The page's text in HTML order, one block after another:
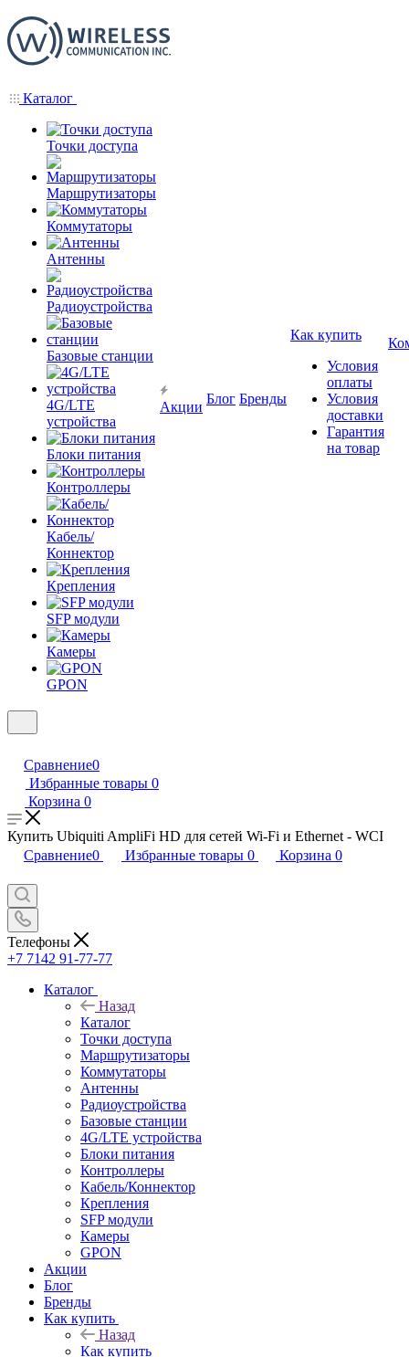
Каталог
Точки доступа
Маршрутизаторы
Коммутаторы
Антенны
Радиоустройства
Базовые станции
4G/LTE
устройства
Блоки питания
Контроллеры
Кабель/
Коннектор
Крепления
SFP модули
Камеры
GPON
Акции
Блог Бренды
Как купить
Условия
оплаты
Условия
доставки
Гарантия
на товар
Сравнение0
Избранные товары 0
Корзина 0
Купить Ubiquiti AmpliFi HD для сетей Wi-Fi и Ethernet - WCI
Сравнение0 Избранные товары 0 Корзина 0
Телефоны
+7 7142 91-77-77
Каталог
Назад
Каталог
Точки доступа
Маршрутизаторы
Коммутаторы
Антенны
Радиоустройства
Базовые станции
4G/LTE устройства
Блоки питания
Контроллеры
Кабель/Коннектор
Крепления
SFP модули
Камеры
GPON
Акции
Блог
Бренды
Как купить
Назад
Как купить